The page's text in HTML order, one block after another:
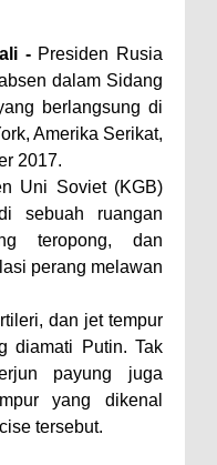
- Presiden Rusia
dalam Sidang
berlangsung di
Amerika Serikat,
2017.
Uni Soviet (KGB)
sebuah ruangan
teropong, dan
perang melawan
dan jet tempur
diamati Putin. Tak
payung juga
yang dikenal
tersebut.